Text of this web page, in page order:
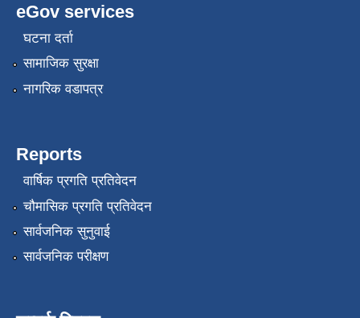
eGov services
घटना दर्ता
सामाजिक सुरक्षा
नागरिक वडापत्र
Reports
वार्षिक प्रगति प्रतिवेदन
चौमासिक प्रगति प्रतिवेदन
सार्वजनिक सुनुवाई
सार्वजनिक परीक्षण